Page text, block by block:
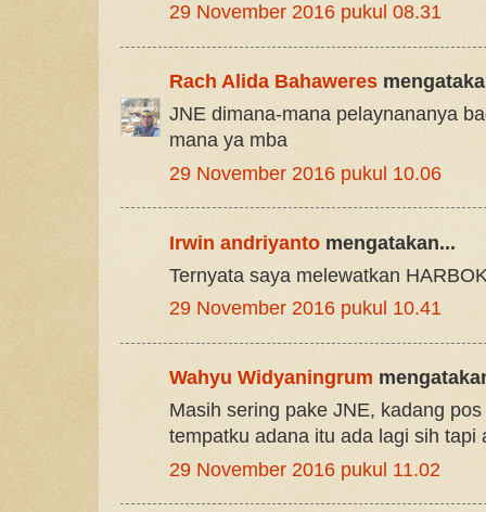
29 November 2016 pukul 08.31
Rach Alida Bahaweres
JNE dimana-mana pelaynananya
mana ya mba
29 November 2016 pukul 10.06
Irwin andriyanto mengatakan...
Ternyata saya melewatkan
29 November 2016 pukul 10.41
Wahyu Widyaningrum
Masih sering pake JNE, kadang
tempatku adana itu ada lagi sih tapi
29 November 2016 pukul 11.02